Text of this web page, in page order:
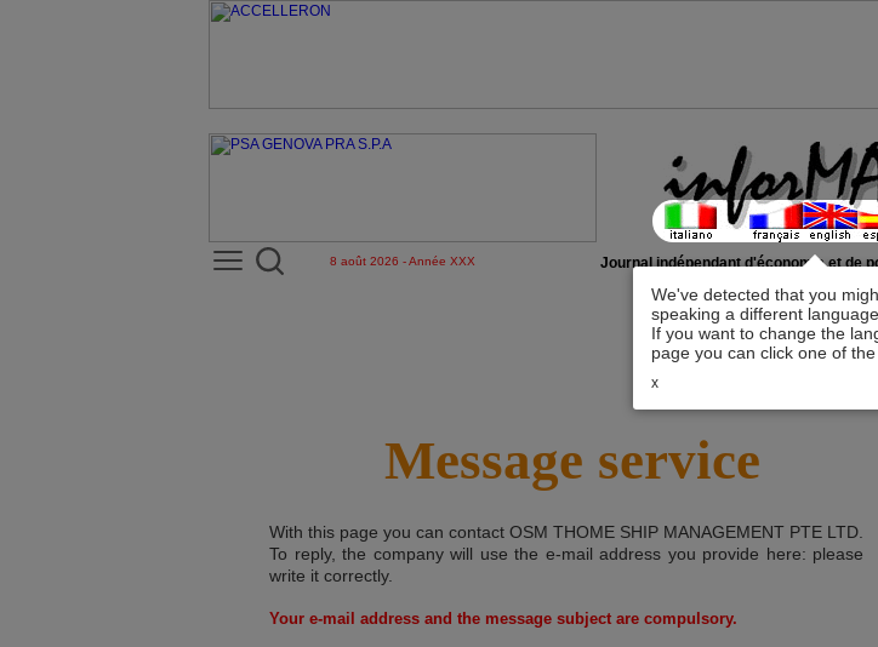
We've detected that you
speaking a different language.
If you want to change the
page you can click one of the
x
8 août 2026 - Année XXX Journal indépendant d'économie et de
Message service
With this page you can contact OSM THOME SHIP MANAGEMENT PTE LTD
To reply, the company will use the e-mail address you provide here: please
write it correctly.
Your e-mail address and the message subject are compulsory.